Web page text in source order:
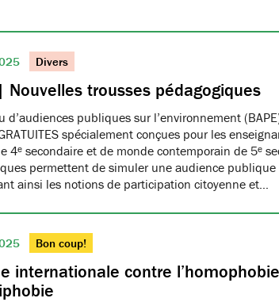
Divers
Nouvelles trousses pédagogiques
d’audiences publiques sur l’environnement
spécialement conçues pour les
4ᵉ secondaire et de monde contemporain de 5ᵉ
permettent de simuler une audience publique
ainsi les notions de participation citoyenne et…
Bon coup!
internationale contre